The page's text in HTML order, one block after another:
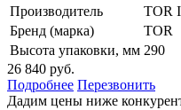
Производитель
TOR
Бренд (марка)
TOR
Высота упаковки, мм 290
26 840 руб.
Подробнее Перезвонить
Дадим цены ниже